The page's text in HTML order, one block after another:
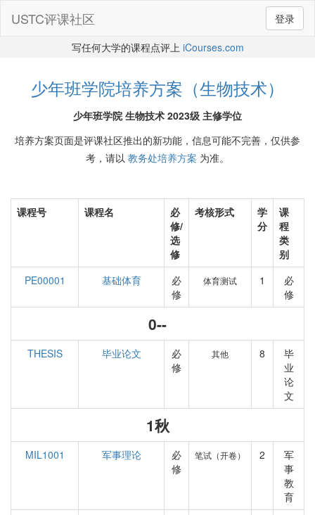
登录
USTC评课社区
写任何大学的课程点评上 iCourses.com
少年班学院培养方案（生物技术）
少年班学院 生物技术 2023级 主修学位
培养方案页面是评课社区推出的新功能，信息可能不完善，仅供参
考，请以 教务处培养方案 为准。
课程号 课程名
必
修/
选
修
考核形式
学
分
课
程
类
别
PE00001
基础体育
必
修
体育测试 1
必
修
0--
THESIS 毕业论文
必
修
其他 8
毕
业
论
文
1秋
MIL1001 军事理论
必
修
笔试（开卷） 2
军
事
教
育